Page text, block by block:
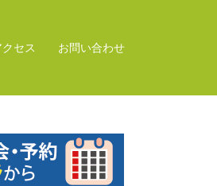
クセス お問い合わせ